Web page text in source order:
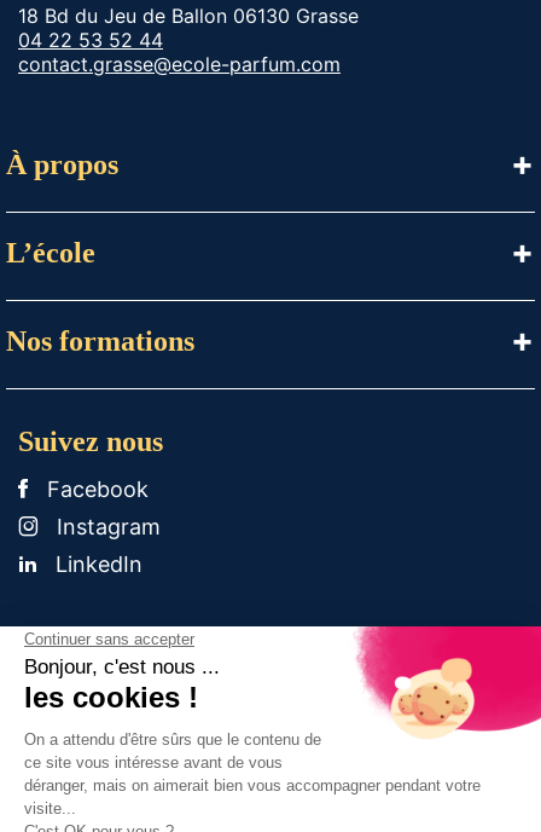
18 Bd du Jeu de Ballon 06130 Grasse
04 22 53 52 44
contact.grasse@ecole-parfum.com
À propos
L’école
Nos formations
Suivez nous
Facebook
Instagram
LinkedIn
Mentions légales
Politique de confidentialité
Crédit
CGV
Gestion des cookies